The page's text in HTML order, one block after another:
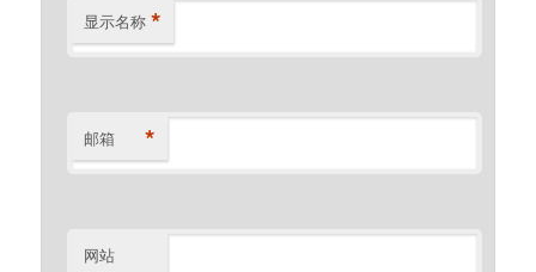
显示名称 *
邮箱 *
网站